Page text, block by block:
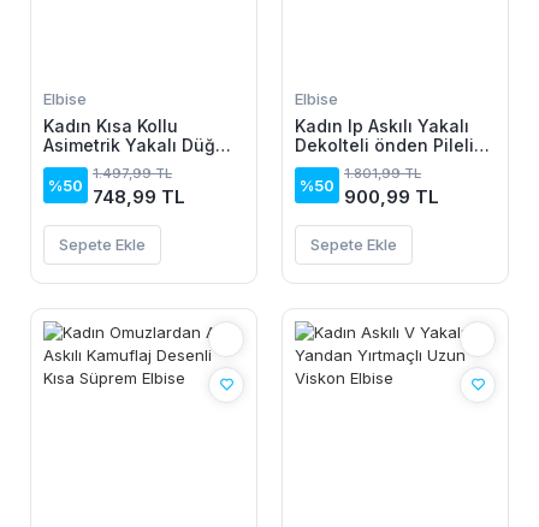
Elbise
Kadın Kısa Kollu
Asimetrik Yakalı Düğme
Detaylı Midi Viskon
Elbise
%50
1.497,99 TL
748,99 TL
Sepete Ekle
Elbise
Kadın Ip Askılı Yakalı
Dekolteli önden Pileli
Midi Ithal Krep Elbise
%50
1.801,99 TL
900,99 TL
Sepete Ekle